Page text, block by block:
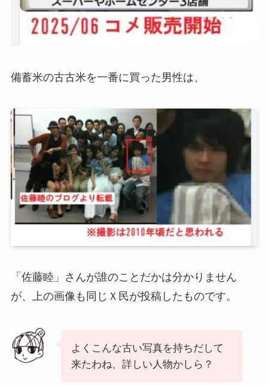
備蓄米の古古米を一番に買った男性は、
「佐藤睦」さんが誰のことだかは分かりません
が、上の画像も同じＸ民が投稿したものです。
よくこんな古い写真を持ちだして
来たわね、詳しい人物かしら？